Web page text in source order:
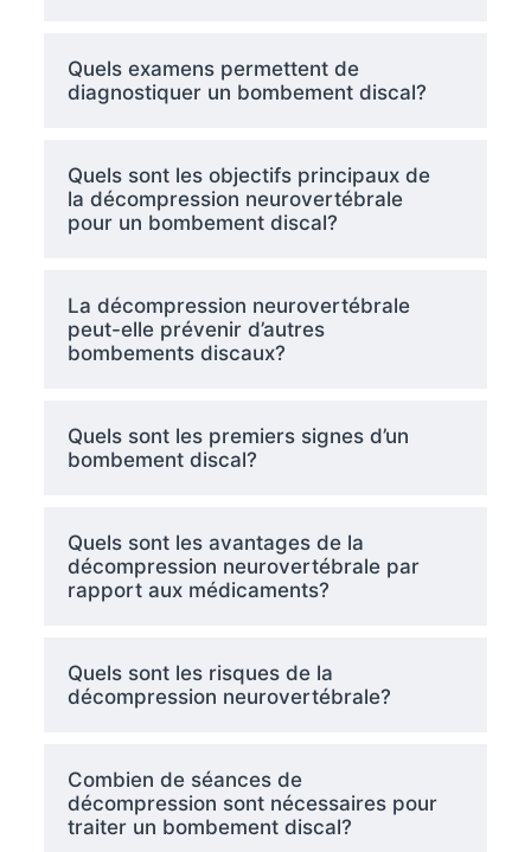
Quels examens permettent de
diagnostiquer un bombement discal?
Quels sont les objectifs principaux de
la décompression neurovertébrale
pour un bombement discal?
La décompression neurovertébrale
peut-elle prévenir d’autres
bombements discaux?
Quels sont les premiers signes d’un
bombement discal?
Quels sont les avantages de la
décompression neurovertébrale par
rapport aux médicaments?
Quels sont les risques de la
décompression neurovertébrale?
Combien de séances de
décompression sont nécessaires pour
traiter un bombement discal?